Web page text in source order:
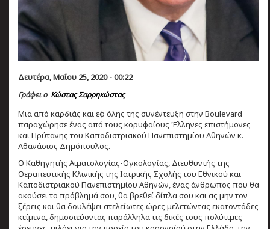
Δευτέρα, Μαΐου 25, 2020 - 00:22
Γράφει ο Κώστας Σαρρηκώστας
Μια από καρδιάς και εφ όλης της συνέντευξη στην Boulevard
παραχώρησε ένας από τους κορυφαίους Έλληνες επιστήμονες
και Πρύτανης του Καποδιστριακού Πανεπιστημίου Αθηνών κ.
Αθανάσιος Δημόπουλος.
Ο Kαθηγητής Αιματολογίας-Ογκολογίας, Διευθυντής της
Θεραπευτικής Κλινικής της Ιατρικής Σχολής του Εθνικού και
Καποδιστριακού Πανεπιστημίου Αθηνών, ένας άνθρωπος που θα
ακούσει το πρόβλημά σου, θα βρεθεί δίπλα σου και ας μην τον
ξέρεις και θα δουλέψει ατελείωτες ώρες μελετώντας εκατοντάδες
κείμενα, δημοσιεύοντας παράλληλα τις δικές τους πολύτιμες